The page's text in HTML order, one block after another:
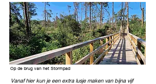
Op de brug van het Stormpad
Vanaf hier kun je een extra lusje maken van bijna vijf